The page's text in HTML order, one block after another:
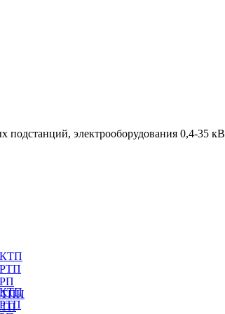
подстанций, электрооборудования 0,4-35 кВ